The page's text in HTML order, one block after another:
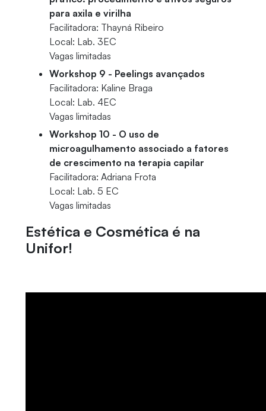
para axila e virilha
Facilitadora: Thayná Ribeiro
Local: Lab. 3EC
Vagas limitadas
Workshop 9 - Peelings avançados
Facilitadora: Kaline Braga
Local: Lab. 4EC
Vagas limitadas
Workshop 10 - O uso de
microagulhamento associado a fatores
de crescimento na terapia capilar
Facilitadora: Adriana Frota
Local: Lab. 5 EC
Vagas limitadas
Estética e Cosmética é na
Unifor!